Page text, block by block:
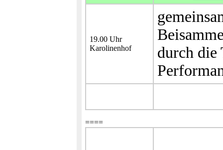
19.00 Uhr
Karolinenhof
durch die
====